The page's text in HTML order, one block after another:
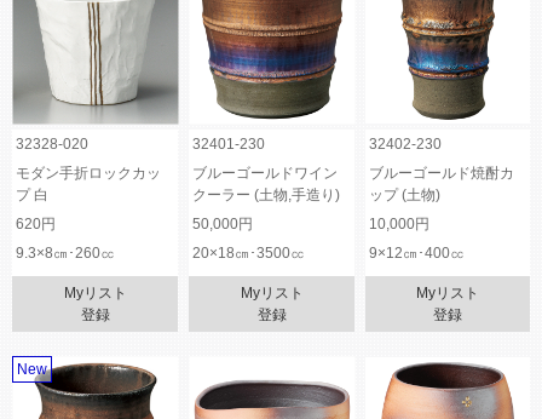
32328-020 32401-230
32402-230
モダン手折ロックカッ
プ 白
ブルーゴールドワイン
クーラー (土物,手造り)
ブルーゴールド焼酎カ
ップ (土物)
620円
50,000円
10,000円
9.3×8㎝･260㏄
20×18㎝･3500㏄ 9×12㎝･400㏄
Myリスト
登録
Myリスト
登録
Myリスト
登録
New